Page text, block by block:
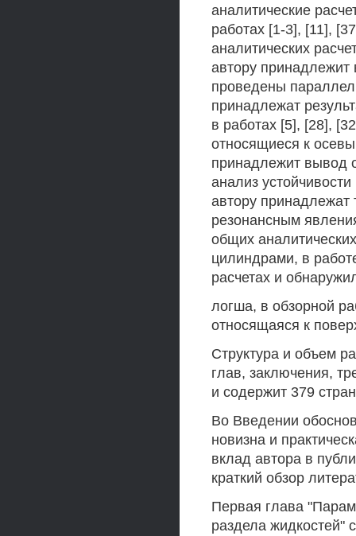
аналитические
работах [1-3], [11],
аналитических
автору
проведены
принадлежат
в работах [5], [28],
относящиеся к
принадлежит вывод
анализ
автору принадлежат
резонансным
общих
цилиндрами, в
расчетах и
логша, в обзорной
относящаяся к
Структура и объем
глав, заключения,
и содержит 379
Во Введении
новизна и
вклад автора в
краткий обзор
Первая глава
раздела жидкостей"